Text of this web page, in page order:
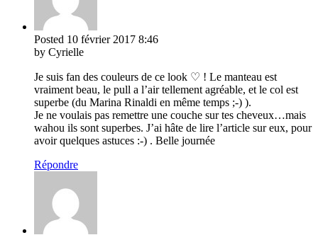
Posted 10 février 2017 8:46
by Cyrielle
Je suis fan des couleurs de ce look ♡ ! Le manteau est
vraiment beau, le pull a l’air tellement agréable, et le col est
superbe (du Marina Rinaldi en même temps ;-) ).
Je ne voulais pas remettre une couche sur tes cheveux…mais
wahou ils sont superbes. J’ai hâte de lire l’article sur eux, pour
avoir quelques astuces :-) . Belle journée
Répondre